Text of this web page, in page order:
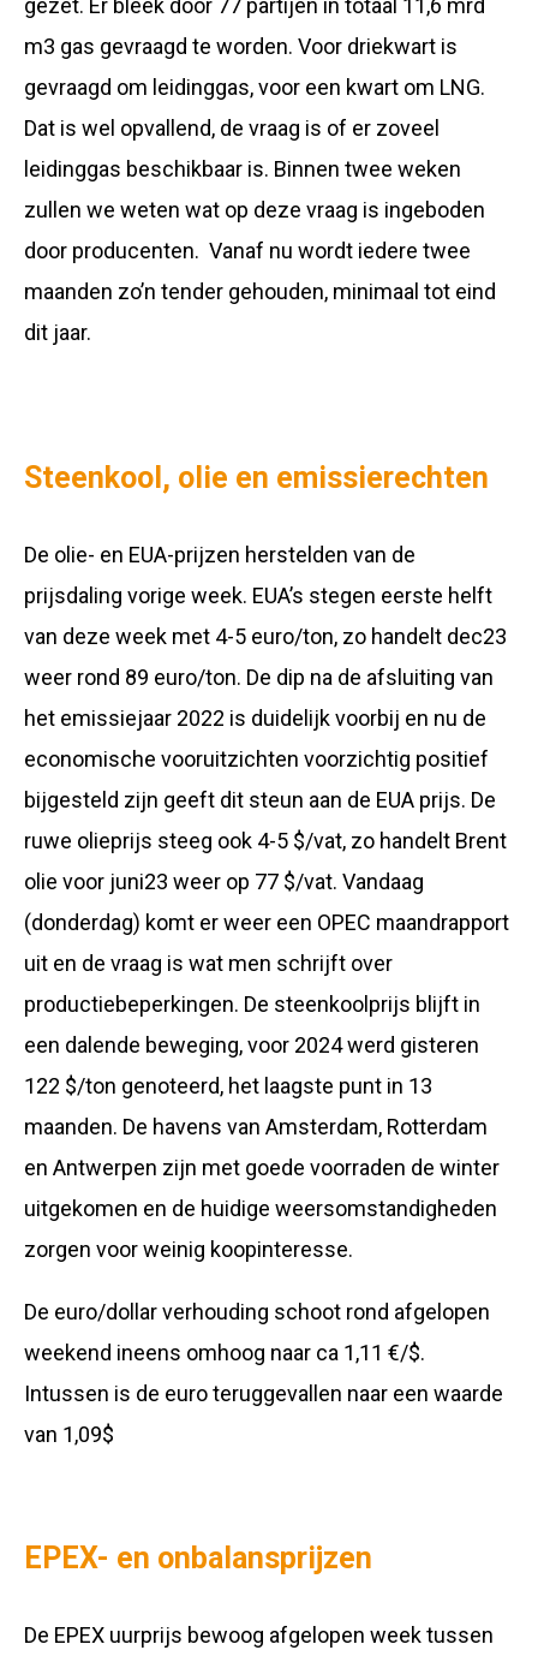
gezet. Er bleek door 77 partijen in totaal 11,6 mrd
m3 gas gevraagd te worden. Voor driekwart is
gevraagd om leidinggas, voor een kwart om LNG.
Dat is wel opvallend, de vraag is of er zoveel
leidinggas beschikbaar is. Binnen twee weken
zullen we weten wat op deze vraag is ingeboden
door producenten. Vanaf nu wordt iedere twee
maanden zo’n tender gehouden, minimaal tot eind
dit jaar.
Steenkool, olie en emissierechten
De olie- en EUA-prijzen herstelden van de
prijsdaling vorige week. EUA’s stegen eerste helft
van deze week met 4-5 euro/ton, zo handelt dec23
weer rond 89 euro/ton. De dip na de afsluiting van
het emissiejaar 2022 is duidelijk voorbij en nu de
economische vooruitzichten voorzichtig positief
bijgesteld zijn geeft dit steun aan de EUA prijs. De
ruwe olieprijs steeg ook 4-5 $/vat, zo handelt Brent
olie voor juni23 weer op 77 $/vat. Vandaag
(donderdag) komt er weer een OPEC maandrapport
uit en de vraag is wat men schrijft over
productiebeperkingen. De steenkoolprijs blijft in
een dalende beweging, voor 2024 werd gisteren
122 $/ton genoteerd, het laagste punt in 13
maanden. De havens van Amsterdam, Rotterdam
en Antwerpen zijn met goede voorraden de winter
uitgekomen en de huidige weersomstandigheden
zorgen voor weinig koopinteresse.
De euro/dollar verhouding schoot rond afgelopen
weekend ineens omhoog naar ca 1,11 €/$.
Intussen is de euro teruggevallen naar een waarde
van 1,09$
EPEX- en onbalansprijzen
De EPEX uurprijs bewoog afgelopen week tussen